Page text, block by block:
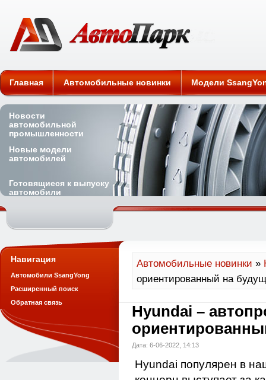
Главная Автомобильные новинки Модели
Новости
автомобильной
промышленности
Новые модели
автомобилей
Готовящиеся к выпуску
автомобили
Автомобильные новинки »
ориентированный на
Hyundai –
Дата: 6-06-2022, 14:13
Hyundai популярен в
Навигация
Автомобили SsangYong
Расширенный поиск
Обратная связь